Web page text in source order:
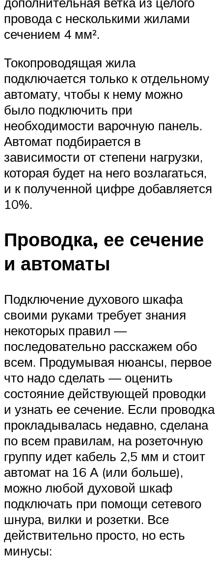
провода с несколькими жилами
сечением 4 мм².
Токопроводящая жила
подключается только к отдельному
автомату, чтобы к нему можно
было подключить при
необходимости варочную панель.
Автомат подбирается в
зависимости от степени нагрузки,
которая будет на него возлагаться,
и к полученной цифре добавляется
10%.
Проводка, ее сечение
и автоматы
Подключение духового шкафа
своими руками требует знания
некоторых правил —
последовательно расскажем обо
всем. Продумывая нюансы, первое
что надо сделать — оценить
состояние действующей проводки
и узнать ее сечение. Если проводка
прокладывалась недавно, сделана
по всем правилам, на розеточную
группу идет кабель 2,5 мм и стоит
автомат на 16 А (или больше),
можно любой духовой шкаф
подключать при помощи сетевого
шнура, вилки и розетки. Все
действительно просто, но есть
минусы: